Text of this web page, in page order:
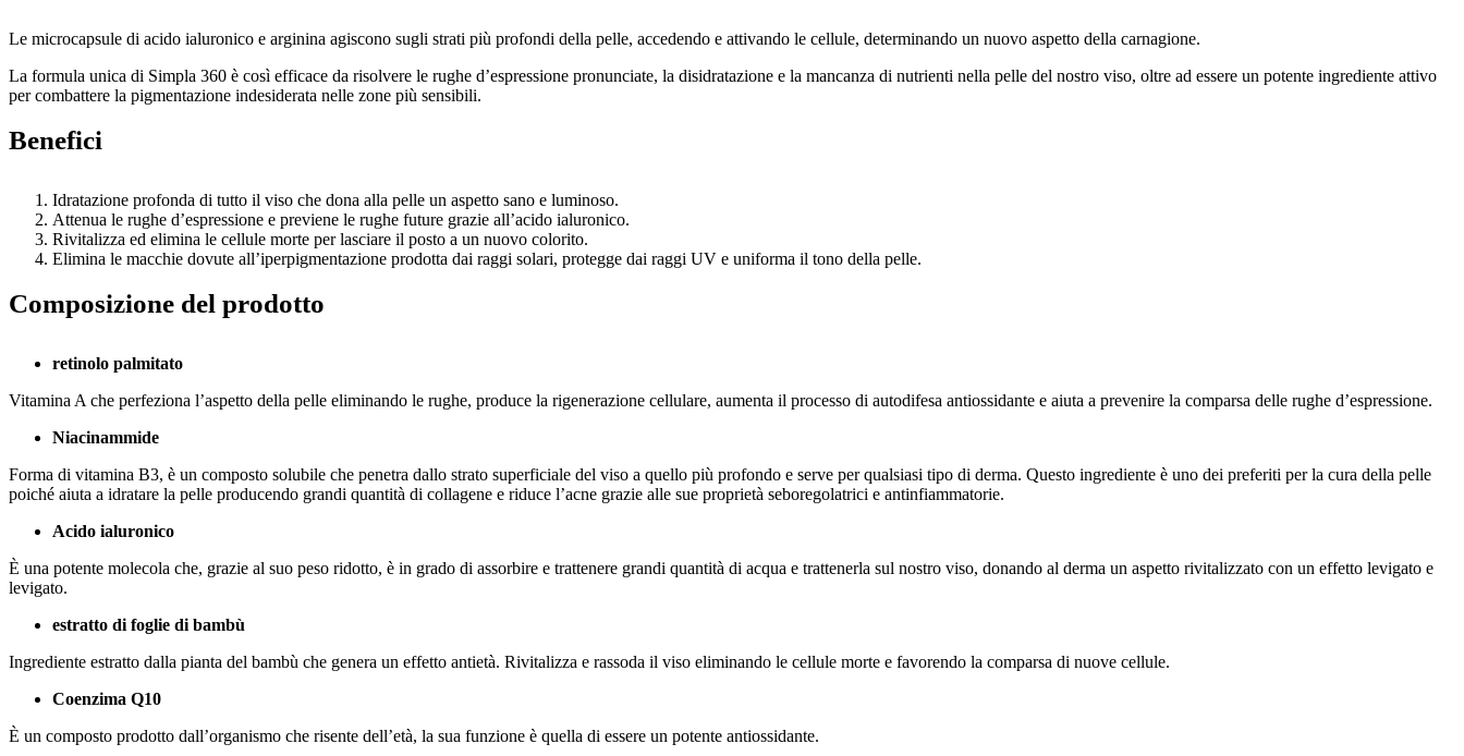
Le microcapsule di acido ialuronico e arginina agiscono sugli strati più profondi della pelle, accedendo e attivando le cellule, determinando un nuovo aspetto della carnagione.
La formula unica di Simpla 360 è così efficace da risolvere le rughe d’espressione pronunciate, la disidratazione e la mancanza di nutrienti nella pelle del nostro viso, oltre ad essere un potente ingrediente attivo
per combattere la pigmentazione indesiderata nelle zone più sensibili.
Benefici
Idratazione profonda di tutto il viso che dona alla pelle un aspetto sano e luminoso.
Attenua le rughe d’espressione e previene le rughe future grazie all’acido ialuronico.
Rivitalizza ed elimina le cellule morte per lasciare il posto a un nuovo colorito.
Elimina le macchie dovute all’iperpigmentazione prodotta dai raggi solari, protegge dai raggi UV e uniforma il tono della pelle.
Composizione del prodotto
retinolo palmitato
Vitamina A che perfeziona l’aspetto della pelle eliminando le rughe, produce la rigenerazione cellulare, aumenta il processo di autodifesa antiossidante e aiuta a prevenire la comparsa delle rughe d’espressione.
Niacinammide
Forma di vitamina B3, è un composto solubile che penetra dallo strato superficiale del viso a quello più profondo e serve per qualsiasi tipo di derma. Questo ingrediente è uno dei preferiti per la cura della pelle
poiché aiuta a idratare la pelle producendo grandi quantità di collagene e riduce l’acne grazie alle sue proprietà seboregolatrici e antinfiammatorie.
Acido ialuronico
È una potente molecola che, grazie al suo peso ridotto, è in grado di assorbire e trattenere grandi quantità di acqua e trattenerla sul nostro viso, donando al derma un aspetto rivitalizzato con un effetto levigato e
levigato.
estratto di foglie di bambù
Ingrediente estratto dalla pianta del bambù che genera un effetto antietà. Rivitalizza e rassoda il viso eliminando le cellule morte e favorendo la comparsa di nuove cellule.
Coenzima Q10
È un composto prodotto dall’organismo che risente dell’età, la sua funzione è quella di essere un potente antiossidante.